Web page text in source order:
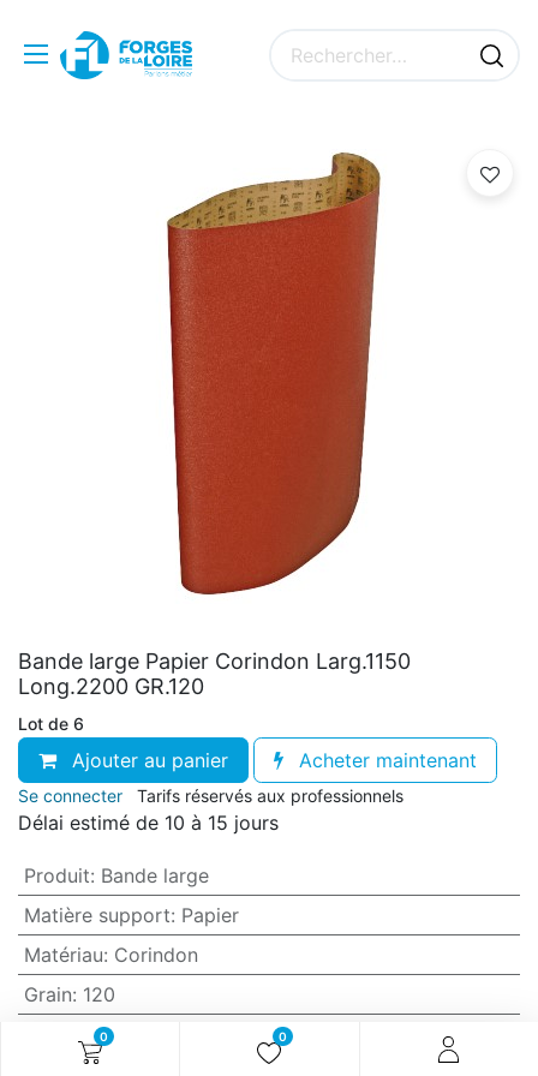
0 0
Bande large Papier Corindon Larg.1150
Long.2200 GR.120
Lot de 6
Ajouter au panier Acheter maintenant
Se connecter Tarifs réservés aux professionnels
Délai estimé de 10 à 15 jours
Produit: Bande large
Matière support: Papier
Matériau: Corindon
Grain: 120
Anti-encrassement
Non (standard)